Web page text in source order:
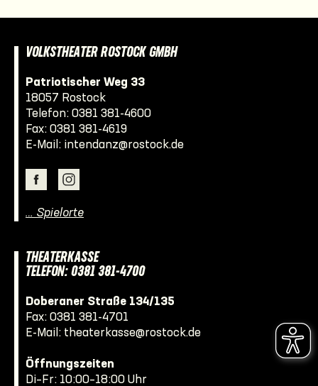
VOLKSTHEATER ROSTOCK GMBH
Patriotischer Weg 33
18057 Rostock
Telefon: 0381 381-4600
Fax: 0381 381-4619
E-Mail: intendanz@rostock.de
… Spielorte
THEATERKASSE
TELEFON: 0381 381-4700
Doberaner Straße 134/135
Fax: 0381 381-4701
E-Mail: theaterkasse@rostock.de
Öffnungszeiten
Di–Fr: 10:00–18:00 Uhr